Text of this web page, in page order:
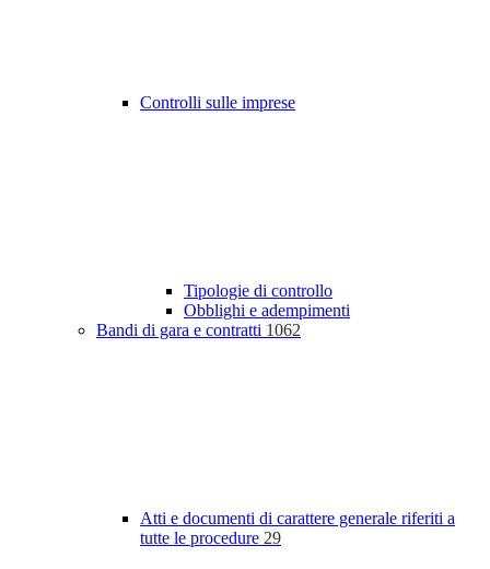
Controlli sulle imprese
Tipologie di controllo
Obblighi e adempimenti
Bandi di gara e contratti 1062
Atti e documenti di carattere generale riferiti a
tutte le procedure 29